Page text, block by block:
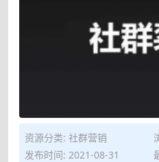
资源分类: 社群营销
发布时间: 2021-08-31